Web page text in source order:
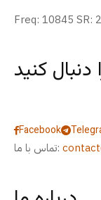
Freq: 10845 SR:
دنبال کنید
Facebook
تماس با ما: